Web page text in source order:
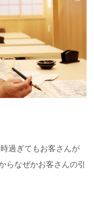
過ぎてもお客さんが
らなぜかお客さんの引